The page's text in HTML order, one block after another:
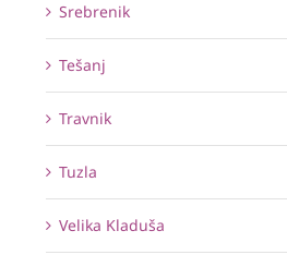
Srebrenik
Tešanj
Travnik
Tuzla
Velika Kladuša